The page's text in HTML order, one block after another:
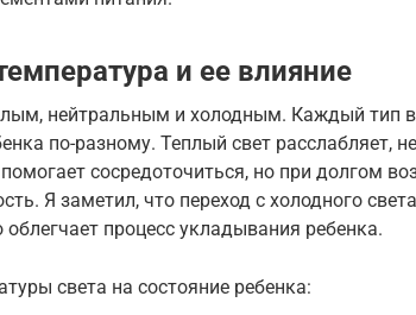
и ее влияние
нейтральным и холодным. Каждый тип
по-разному. Теплый свет расслабляет,
сосредоточиться, но при долгом
Я заметил, что переход с холодного
облегчает процесс укладывания ребенка.
света на состояние ребенка: